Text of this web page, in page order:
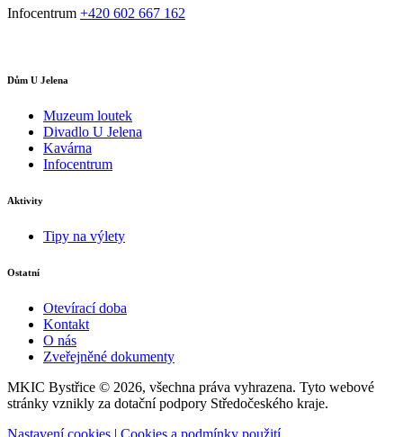
Infocentrum +420 602 667 162
Dům U Jelena
Muzeum loutek
Divadlo U Jelena
Kavárna
Infocentrum
Aktivity
Tipy na výlety
Ostatní
Otevírací doba
Kontakt
O nás
Zveřejněné dokumenty
MKIC Bystřice © 2026, všechna práva vyhrazena. Tyto webové
stránky vznikly za dotační podpory Středočeského kraje.
Nastavení cookies | Cookies a podmínky použití